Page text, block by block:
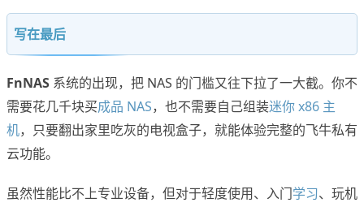
写在最后
FnNAS 系统的出现，把 NAS 的门槛又往下拉了一大截。你不
需要花几千块买成品 NAS，也不需要自己组装迷你 x86 主
机，只要翻出家里吃灰的电视盒子，就能体验完整的飞牛私有
云功能。
虽然性能比不上专业设备，但对于轻度使用、入门学习、玩机